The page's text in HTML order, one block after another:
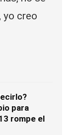
yo creo
para
rompe el